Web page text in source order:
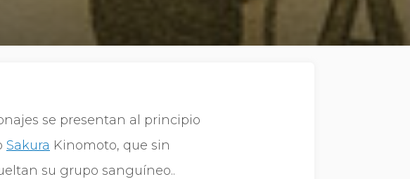
se presentan al principio
Sakura Kinomoto, que sin
su grupo sanguíneo..